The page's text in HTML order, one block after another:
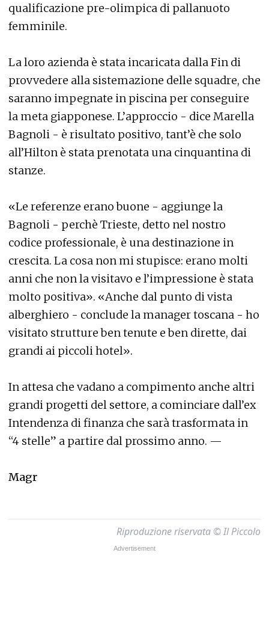
qualificazione pre-olimpica di pallanuoto
femminile.
La loro azienda è stata incaricata dalla Fin di
provvedere alla sistemazione delle squadre, che
saranno impegnate in piscina per conseguire
la meta giapponese. L’approccio - dice Marella
Bagnoli - è risultato positivo, tant’è che solo
all’Hilton è stata prenotata una cinquantina di
stanze.
«Le referenze erano buone - aggiunge la
Bagnoli - perchè Trieste, detto nel nostro
codice professionale, è una destinazione in
crescita. La cosa non mi stupisce: erano molti
anni che non la visitavo e l’impressione è stata
molto positiva». «Anche dal punto di vista
alberghiero - conclude la manager toscana - ho
visitato strutture ben tenute e ben dirette, dai
grandi ai piccoli hotel».
In attesa che vadano a compimento anche altri
grandi progetti del settore, a cominciare dall’ex
Intendenza di finanza che sarà trasformata in
“4 stelle” a partire dal prossimo anno. —
Magr
Riproduzione riservata © Il Piccolo